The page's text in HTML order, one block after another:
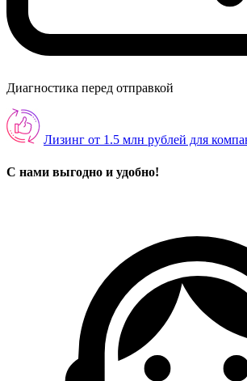
Диагностика перед отправкой
Лизинг от 1.5 млн рублей для
С нами выгодно и удобно!